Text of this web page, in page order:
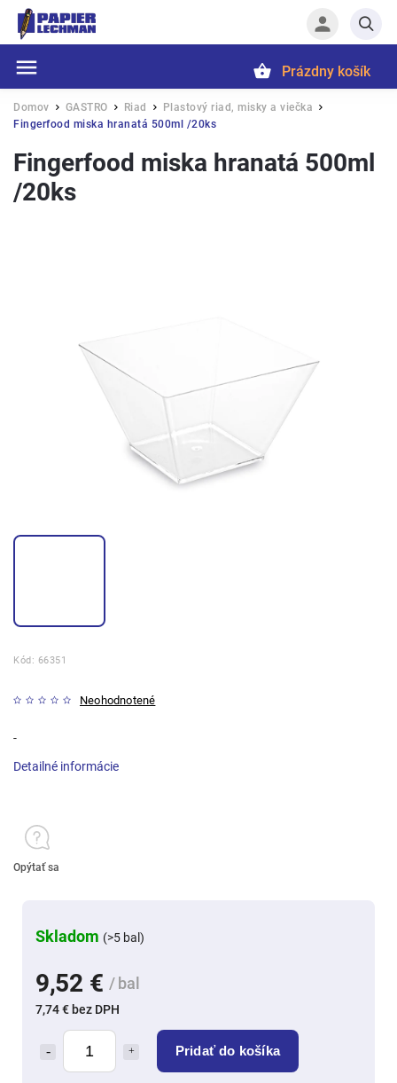
Prázdny košík
Domov / GASTRO / Riad / Plastový riad, misky a viečka /
Fingerfood miska hranatá 500ml /20ks
Fingerfood miska hranatá 500ml
/20ks
Kód: 66351
Neohodnotené
9,52 € / bal
7,74 € bez DPH
Pridať do košíka
Skladom (>5 bal)
-
Detailné informácie
Opýtať sa